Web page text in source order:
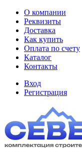
О компании
Реквизиты
Доставка
Как купить
Оплата по счету
Каталог
Контакты
Вход
Регистрация